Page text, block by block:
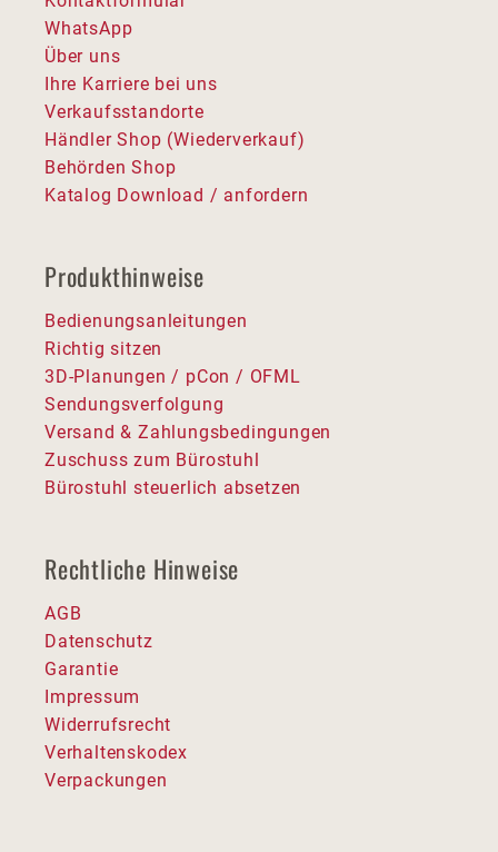
WhatsApp
Über uns
Ihre Karriere bei uns
Verkaufsstandorte
Händler Shop (Wiederverkauf)
Behörden Shop
Katalog Download / anfordern
Produkthinweise
Bedienungsanleitungen
Richtig sitzen
3D-Planungen / pCon / OFML
Sendungsverfolgung
Versand & Zahlungsbedingungen
Zuschuss zum Bürostuhl
Bürostuhl steuerlich absetzen
Rechtliche Hinweise
AGB
Datenschutz
Garantie
Impressum
Widerrufsrecht
Verhaltenskodex
Verpackungen